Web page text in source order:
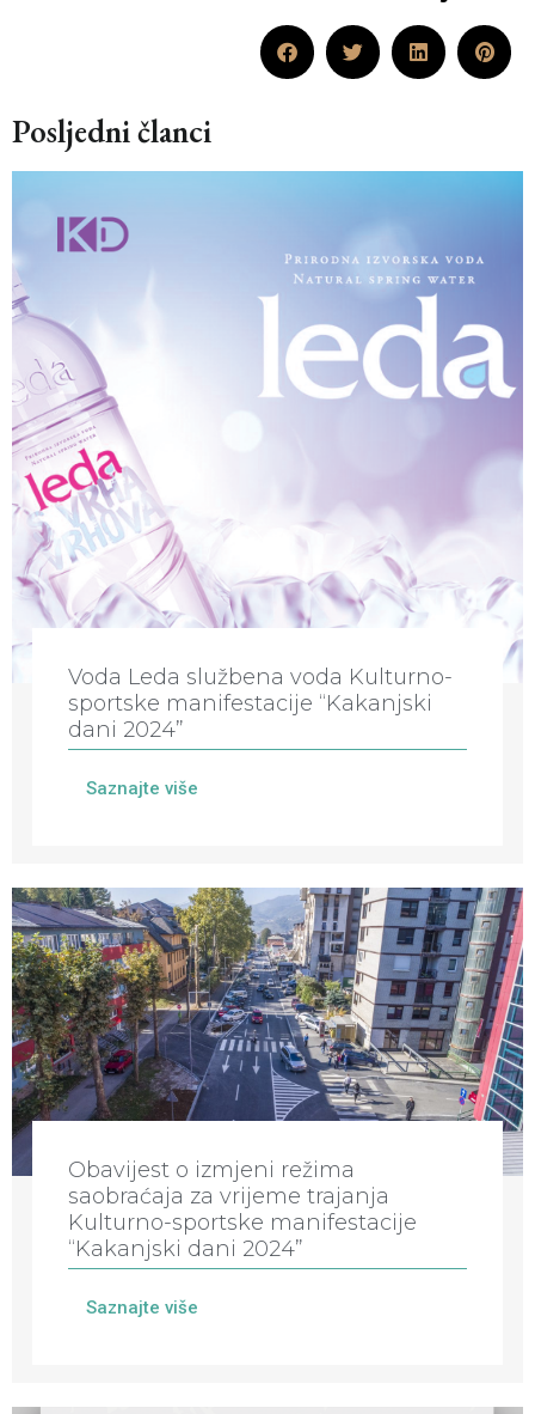
Posljedni članci
Voda Leda službena voda Kulturno-
sportske manifestacije “Kakanjski
dani 2024”
Saznajte više
Obavijest o izmjeni režima
saobraćaja za vrijeme trajanja
Kulturno-sportske manifestacije
“Kakanjski dani 2024”
Saznajte više